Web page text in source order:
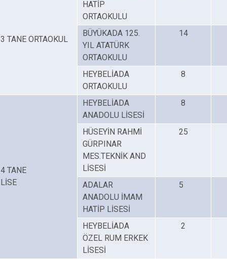
3 TANE ORTAOKUL
HATİP
ORTAOKULU
BÜYÜKADA 125.
YIL ATATÜRK
ORTAOKULU
14
HEYBELİADA
ORTAOKULU
8
4 TANE
LİSE
HEYBELİADA
ANADOLU LİSESİ
8
HÜSEYİN RAHMİ
GÜRPINAR
MES.TEKNİK AND
LİSESİ
25
ADALAR
ANADOLU İMAM
HATİP LİSESİ
5
HEYBELİADA
ÖZEL RUM ERKEK
LİSESİ
2